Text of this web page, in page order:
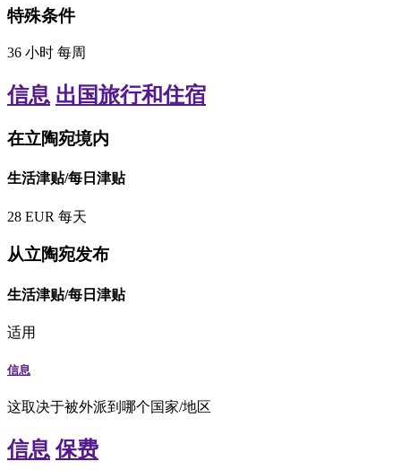
特殊条件
36 小时 每周
信息 出国旅行和住宿
在立陶宛境内
生活津贴/每日津贴
28 EUR 每天
从立陶宛发布
生活津贴/每日津贴
适用
信息
这取决于被外派到哪个国家/地区
信息 保费